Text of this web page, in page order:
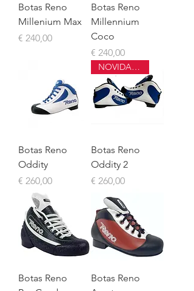
Botas Reno
Millenium Max
Preço
€ 240,00
Botas Reno
Millennium
Coco
Preço
€ 240,00
Botas Reno
Oddity
Preço
€ 260,00
NOVIDADE
Botas Reno
Oddity 2
Preço
€ 260,00
Botas Reno
Botas Reno